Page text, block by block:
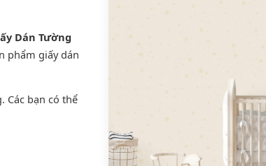
Dán Tường
phẩm giấy dán
Các bạn có thể